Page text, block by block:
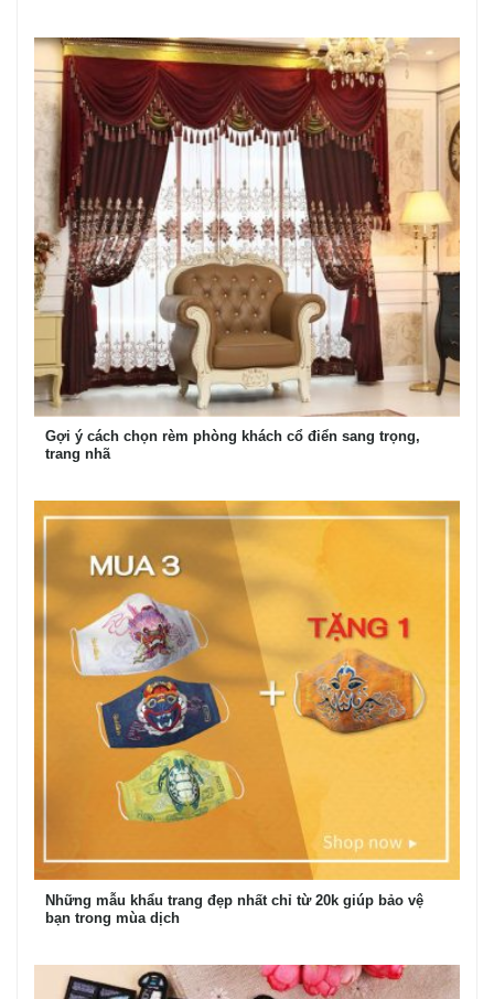
Gợi ý cách chọn rèm phòng khách cổ điển sang trọng,
trang nhã
Những mẫu khẩu trang đẹp nhất chỉ từ 20k giúp bảo vệ
bạn trong mùa dịch